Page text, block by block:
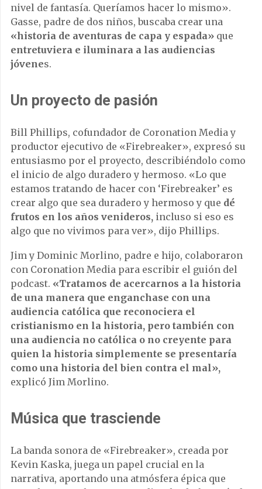
nivel de fantasía. Queríamos hacer lo mismo».
Gasse, padre de dos niños, buscaba crear una
«historia de aventuras de capa y espada» que
entretuviera e iluminara a las audiencias
jóvenes.
Un proyecto de pasión
Bill Phillips, cofundador de Coronation Media y
productor ejecutivo de «Firebreaker», expresó su
entusiasmo por el proyecto, describiéndolo como
el inicio de algo duradero y hermoso. «Lo que
estamos tratando de hacer con ‘Firebreaker’ es
crear algo que sea duradero y hermoso y que dé
frutos en los años venideros, incluso si eso es
algo que no vivimos para ver», dijo Phillips.
Jim y Dominic Morlino, padre e hijo, colaboraron
con Coronation Media para escribir el guión del
podcast. «Tratamos de acercarnos a la historia
de una manera que enganchase con una
audiencia católica que reconociera el
cristianismo en la historia, pero también con
una audiencia no católica o no creyente para
quien la historia simplemente se presentaría
como una historia del bien contra el mal»,
explicó Jim Morlino.
Música que trasciende
La banda sonora de «Firebreaker», creada por
Kevin Kaska, juega un papel crucial en la
narrativa, aportando una atmósfera épica que